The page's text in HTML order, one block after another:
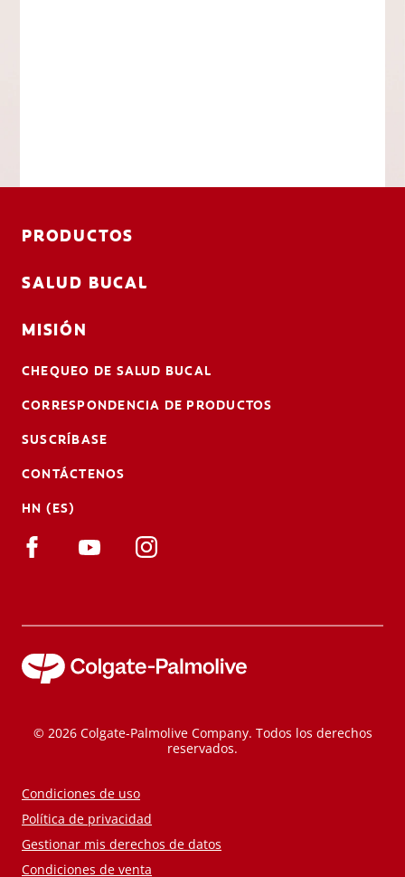
PRODUCTOS
SALUD BUCAL
MISIÓN
CHEQUEO DE SALUD BUCAL
CORRESPONDENCIA DE PRODUCTOS
SUSCRÍBASE
CONTÁCTENOS
HN (ES)
© 2026 Colgate-Palmolive Company. Todos los derechos
reservados.
Condiciones de uso
Política de privacidad
Gestionar mis derechos de datos
Condiciones de venta